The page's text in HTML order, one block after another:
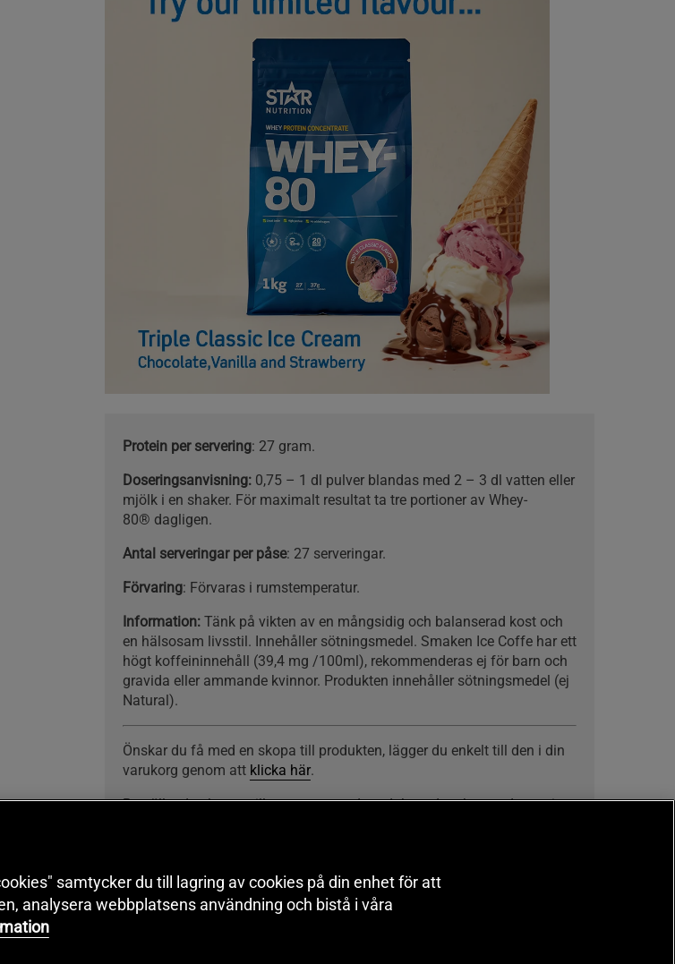
Protein per servering: 27 gram.
Doseringsanvisning: 0,75 – 1 dl pulver blandas med 2 – 3 dl vatten eller
mjölk i en shaker. För maximalt resultat ta tre portioner av Whey-
80® dagligen.
Antal serveringar per påse: 27 serveringar.
Förvaring: Förvaras i rumstemperatur.
Information:Tänk på vikten av en mångsidig och balanserad kost och
en hälsosam livsstil. Innehåller sötningsmedel. Smaken Ice Coffe har ett
högt koffeininnehåll (39,4 mg /100ml), rekommenderas ej för barn och
gravida eller ammande kvinnor. Produkten innehåller sötningsmedel (ej
Natural).
Önskar du få med en skopa till produkten, lägger du enkelt till den i din
varukorg genom att klicka här.
Beställer du skopan tillsammans med produkten dras kostnaden av i
samtycker du till lagring av cookies på din enhet för att
analysera webbplatsens användning och bistå i våra